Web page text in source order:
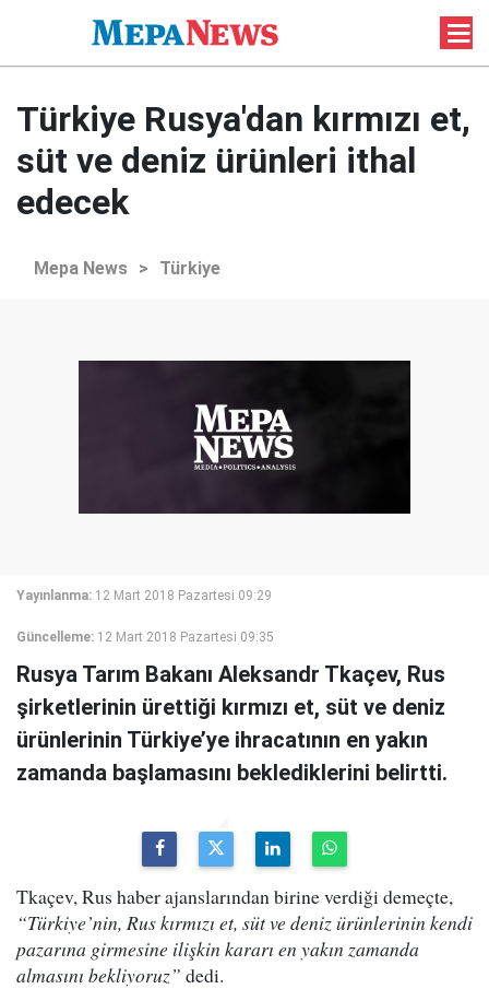
Türkiye Rusya'dan kırmızı et,
süt ve deniz ürünleri ithal
edecek
Mepa News > Türkiye
Yayınlanma: 12 Mart 2018 Pazartesi 09:29
Güncelleme: 12 Mart 2018 Pazartesi 09:35
Rusya Tarım Bakanı Aleksandr Tkaçev, Rus
şirketlerinin ürettiği kırmızı et, süt ve deniz
ürünlerinin Türkiye’ye ihracatının en yakın
zamanda başlamasını beklediklerini belirtti.
Tkaçev, Rus haber ajanslarından birine verdiği demeçte,
“Türkiye’nin, Rus kırmızı et, süt ve deniz ürünlerinin kendi
pazarına girmesine ilişkin kararı en yakın zamanda
almasını bekliyoruz” dedi.